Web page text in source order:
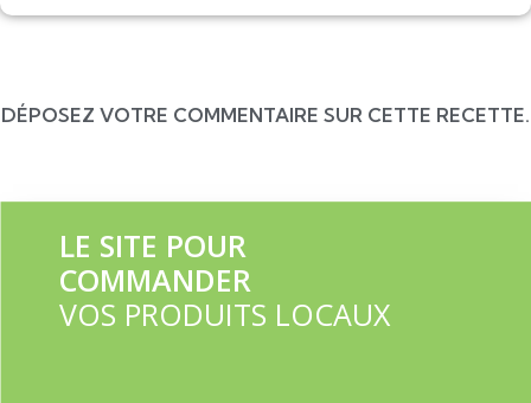
DÉPOSEZ VOTRE COMMENTAIRE SUR CETTE RECETTE.
LE SITE POUR
COMMANDER
VOS PRODUITS LOCAUX